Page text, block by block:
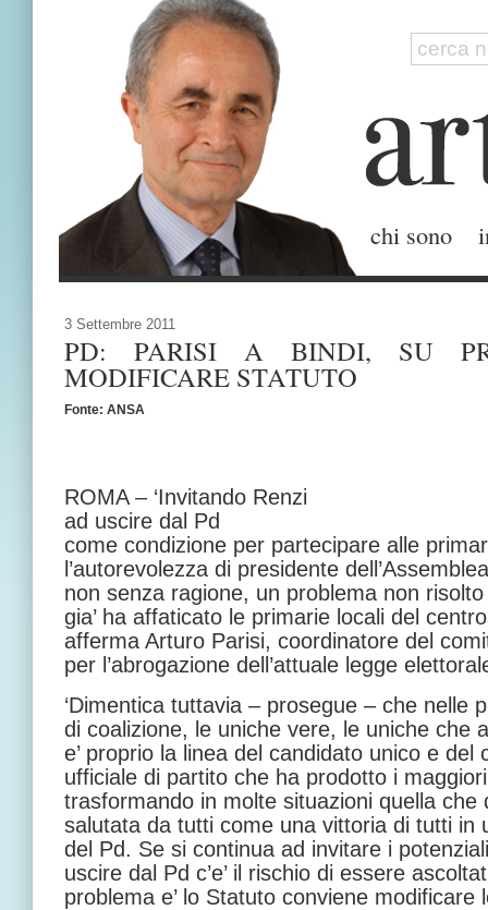
chi sono
3 Settembre 2011
PD: PARISI A BINDI, SU
MODIFICARE STATUTO
Fonte: ANSA
ROMA – ‘Invitando Renzi
ad uscire dal Pd
come condizione per partecipare alle
l’autorevolezza di presidente
non senza ragione, un problema non
gia’ ha affaticato le primarie locali del
afferma Arturo Parisi, coordinatore del
per l’abrogazione dell’attuale legge
‘Dimentica tuttavia – prosegue – che nelle
di coalizione, le uniche vere, le uniche che
e’ proprio la linea del candidato unico e del
ufficiale di partito che ha prodotto i
trasformando in molte situazioni quella che
salutata da tutti come una vittoria di tutti in
del Pd. Se si continua ad invitare i
uscire dal Pd c’e’ il rischio di essere
problema e’ lo Statuto conviene modificare